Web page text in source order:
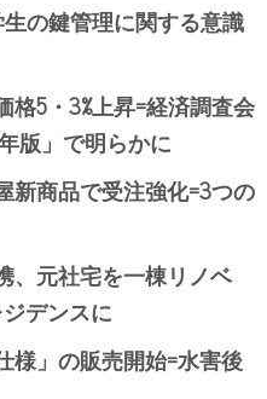
の鍵管理に関する意識
5・3%上昇=経済調査会
版」で明らかに
新商品で受注強化=3つの
、元社宅を一棟リノベ
デンスに
様」の販売開始=水害後